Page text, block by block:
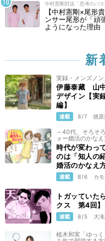
中村憲剛対談「思考のパス
【中村憲剛×尾形
ンサー尾形が「頑
ようになった理由
新
実録・メンズノ
伊藤泰藏 山
デザイン【実
編】
連載 8/7 徳
～40代、そろそ
ォー婚活のかな
時代が変わっ
のは「知人の
婚活のかなえ
連載 8/6 カ
トガッていた
クス 第4回】
連載 8/5 大
植木和実「ゆっ